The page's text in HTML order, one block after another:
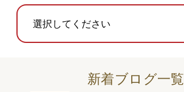
新着ブログ一覧